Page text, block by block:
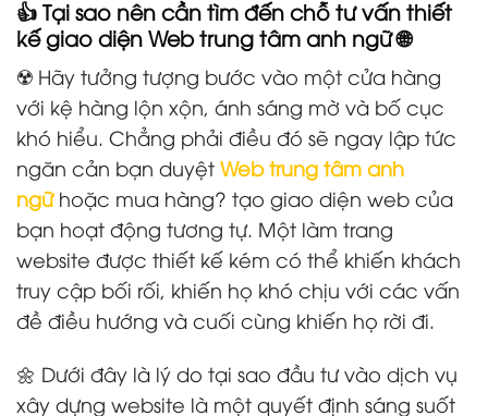
👍 Tại sao nên cần tìm đến chỗ tư vấn thiết
kế giao diện Web trung tâm anh ngữ 🌐
☢️ Hãy tưởng tượng bước vào một cửa hàng
với kệ hàng lộn xộn, ánh sáng mờ và bố cục
khó hiểu. Chẳng phải điều đó sẽ ngay lập tức
ngăn cản bạn duyệt Web trung tâm anh
ngữhoặc mua hàng? tạo giao diện web của
bạn hoạt động tương tự. Một làm trang
website được thiết kế kém có thể khiến khách
truy cập bối rối, khiến họ khó chịu với các vấn
đề điều hướng và cuối cùng khiến họ rời đi.
🌼 Dưới đây là lý do tại sao đầu tư vào dịch vụ
xây dựng website là một quyết định sáng suốt